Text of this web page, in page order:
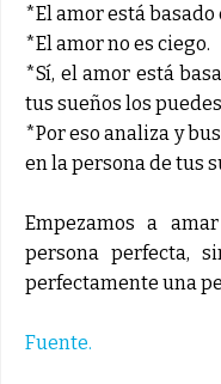
*El amor está
*El amor no es ciego.
*Sí, el amor está
tus sueños los
*Por eso analiza y
en la persona de tus
Empezamos a
persona perfecta,
perfectamente una
Fuente.